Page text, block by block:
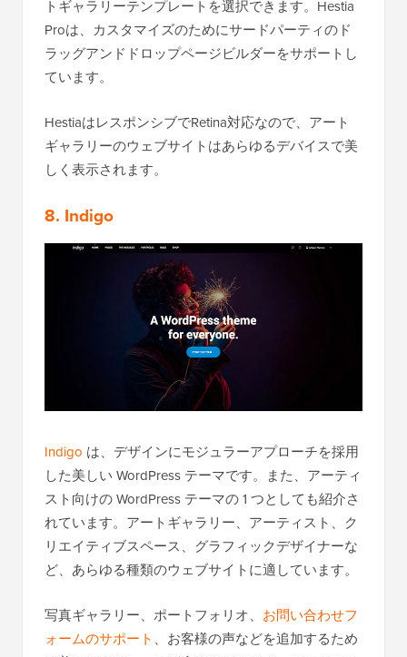
トギャラリーテンプレートを選択できます。Hestia
Proは、カスタマイズのためにサードパーティのド
ラッグアンドドロップページビルダーをサポートし
ています。
HestiaはレスポンシブでRetina対応なので、アート
ギャラリーのウェブサイトはあらゆるデバイスで美
しく表示されます。
8. Indigo
Indigo は、デザインにモジュラーアプローチを採用
した美しい WordPress テーマです。また、アーティ
スト向けの WordPress テーマの 1 つとしても紹介さ
れています。アートギャラリー、アーティスト、ク
リエイティブスペース、グラフィックデザイナーな
ど、あらゆる種類のウェブサイトに適しています。
写真ギャラリー、ポートフォリオ、 お問い合わせフ
ォームのサポート 、お客様の声などを追加するため